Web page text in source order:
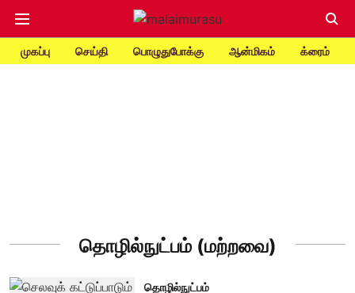
முகப்பு செய்தி பொழுதுபோக்கு ஆன்மிகம் க்ரைம்
தொழில்நுட்பம் (மற்றவை)
தொழில்நுட்பம்